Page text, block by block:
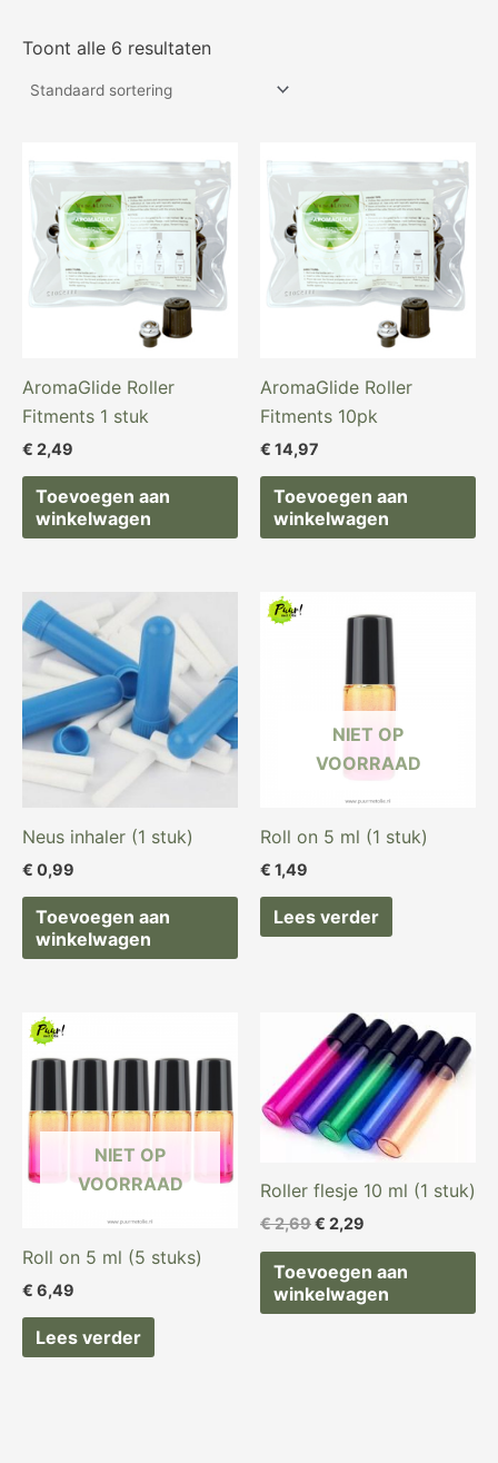
Toont alle 6 resultaten
AromaGlide Roller
Fitments 1 stuk
€ 2,49
Toevoegen aan
winkelwagen
AromaGlide Roller
Fitments 10pk
€ 14,97
Toevoegen aan
winkelwagen
Neus inhaler (1 stuk)
€ 0,99
Toevoegen aan
winkelwagen
NIET OP
VOORRAAD
Roll on 5 ml (1 stuk)
€ 1,49
Lees verder
NIET OP
VOORRAAD
Roll on 5 ml (5 stuks)
€ 6,49
Lees verder
Roller flesje 10 ml (1 stuk)
€2,69
Oorspronkelijke
prijs
was:
€ 2,69.
€ 2,29
Huidige
prijs
is:
€ 2,29.
Toevoegen aan
winkelwagen